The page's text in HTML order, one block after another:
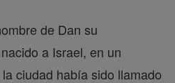
de Dan su
a Israel, en un
ciudad había sido llamado